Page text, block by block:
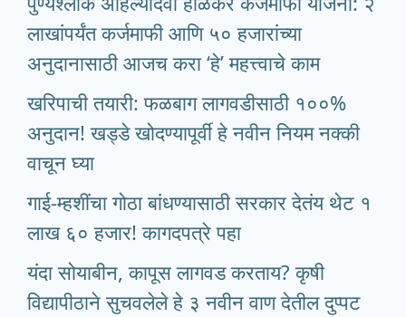
लाखांपर्यंत कर्जमाफी आणि ५० हजारांच्या
अनुदानासाठी आजच करा ‘हे’ महत्त्वाचे काम
खरिपाची तयारी: फळबाग लागवडीसाठी १००%
अनुदान! खड्डे खोदण्यापूर्वी हे नवीन नियम नक्की
वाचून घ्या
गाई-म्हशींचा गोठा बांधण्यासाठी सरकार देतंय थेट १
लाख ६० हजार! कागदपत्रे पहा
यंदा सोयाबीन, कापूस लागवड करताय? कृषी
विद्यापीठाने सुचवलेले हे ३ नवीन वाण देतील दुप्पट